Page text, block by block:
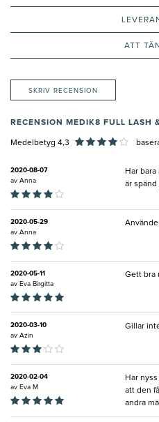
ATT
SKRIV RECENSION
RECENSION MEDIK8 FULL LASH
Medelbetyg 4,3
2020-08-07
av Anna
Har
är
2020-05-29
av Anna
2020-05-11
av Eva Birgitta
Gett bra
2020-03-10
av Azin
Gillar
2020-02-04
av Eva M
Har
att den
andra